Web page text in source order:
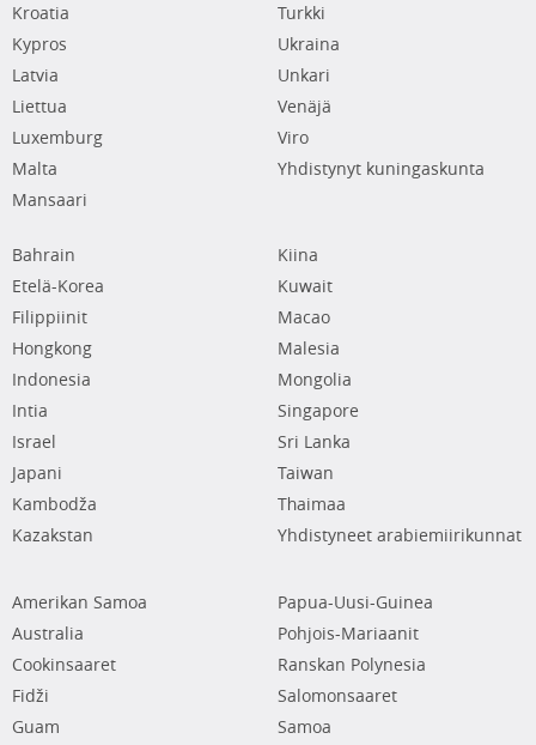
Kroatia
Kypros
Latvia
Liettua
Luxemburg
Malta
Mansaari
Turkki
Ukraina
Unkari
Venäjä
Viro
Yhdistynyt kuningaskunta
Bahrain
Etelä-Korea
Filippiinit
Hongkong
Indonesia
Intia
Israel
Japani
Kambodža
Kazakstan
Kiina
Kuwait
Macao
Malesia
Mongolia
Singapore
Sri Lanka
Taiwan
Thaimaa
Yhdistyneet arabiemiirikunnat
Amerikan Samoa
Australia
Cookinsaaret
Fidži
Guam
Papua-Uusi-Guinea
Pohjois-Mariaanit
Ranskan Polynesia
Salomonsaaret
Samoa